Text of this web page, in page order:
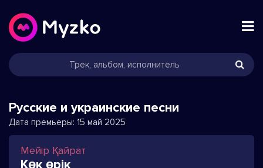
Русские и украинские песни
Дата премьеры: 15 май 2025
Мейір Қайрат
Көк өрік